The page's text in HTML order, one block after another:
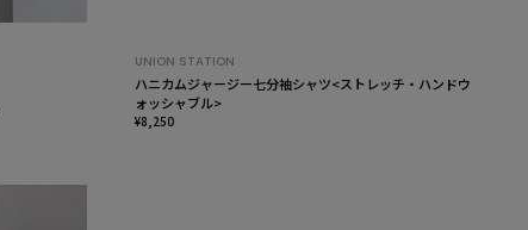
UNION STATION
ハニカムジャージー七分袖シャツ<ストレッチ・ハンドウ
ォッシャブル>
¥8,250